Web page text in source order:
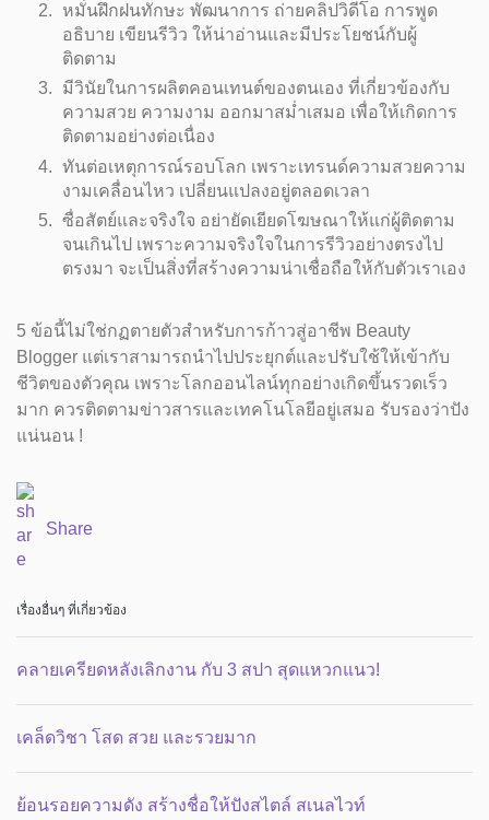
หมั่นฝึกฝนทักษะ พัฒนาการ ถ่ายคลิปวิดีโอ การพูด
อธิบาย เขียนรีวิว ให้น่าอ่านและมีประโยชน์กับผู้
ติดตาม
มีวินัยในการผลิตคอนเทนต์ของตนเอง ที่เกี่ยวข้องกับ
ความสวย ความงาม ออกมาสม่ำเสมอ เพื่อให้เกิดการ
ติดตามอย่างต่อเนื่อง
ทันต่อเหตุการณ์รอบโลก เพราะเทรนด์ความสวยความ
งามเคลื่อนไหว เปลี่ยนแปลงอยู่ตลอดเวลา
ซื่อสัตย์และจริงใจ อย่ายัดเยียดโฆษณาให้แก่ผู้ติดตาม
จนเกินไป เพราะความจริงใจในการรีวิวอย่างตรงไป
ตรงมา จะเป็นสิ่งที่สร้างความน่าเชื่อถือให้กับตัวเราเอง
5 ข้อนี้ไม่ใช่กฏตายตัวสำหรับการก้าวสู่อาชีพ Beauty
Blogger แต่เราสามารถนำไปประยุกต์และปรับใช้ให้เข้ากับ
ชีวิตของตัวคุณ เพราะโลกออนไลน์ทุกอย่างเกิดขึ้นรวดเร็ว
มาก ควรติดตามข่าวสารและเทคโนโลยีอยู่เสมอ รับรองว่าปัง
แน่นอน !
Share
เรื่องอื่นๆ ที่เกี่ยวข้อง
คลายเครียดหลังเลิกงาน กับ 3 สปา สุดแหวกแนว!
เคล็ดวิชา โสด สวย และรวยมาก
ย้อนรอยความดัง สร้างชื่อให้ปังสไตล์ สเนลไวท์